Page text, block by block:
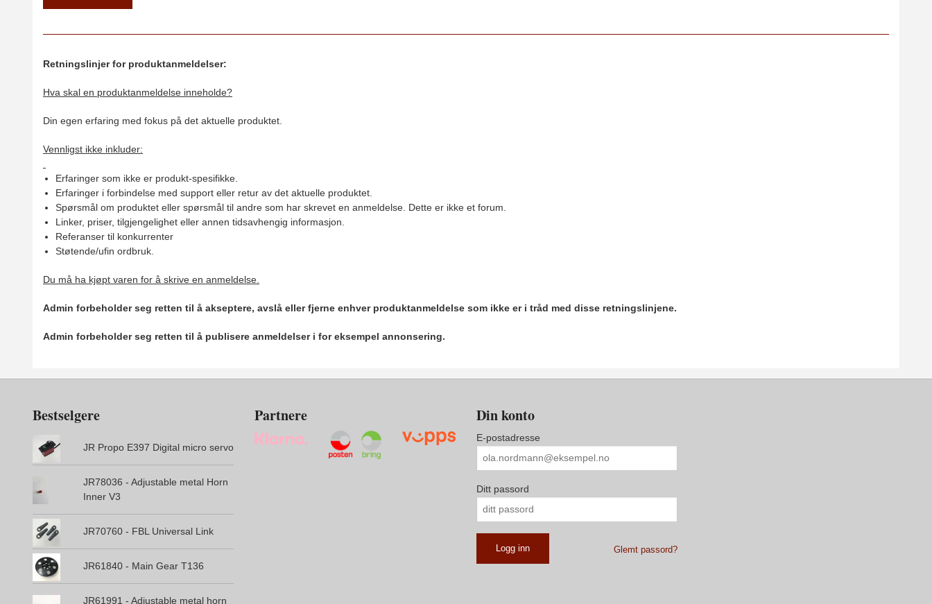
Retningslinjer for produktanmeldelser:
Hva skal en produktanmeldelse inneholde?
Din egen erfaring med fokus på det aktuelle produktet.
Vennligst ikke inkluder:
Erfaringer som ikke er produkt-spesifikke.
Erfaringer i forbindelse med support eller retur av det aktuelle produktet.
Spørsmål om produktet eller spørsmål til andre som har skrevet en anmeldelse. Dette er ikke et forum.
Linker, priser, tilgjengelighet eller annen tidsavhengig informasjon.
Referanser til konkurrenter
Støtende/ufin ordbruk.
Du må ha kjøpt varen for å skrive en anmeldelse.
Admin forbeholder seg retten til å akseptere, avslå eller fjerne enhver produktanmeldelse som ikke er i tråd med disse retningslinjene.
Admin forbeholder seg retten til å publisere anmeldelser i for eksempel annonsering.
Bestselgere
JR Propo E397 Digital micro servo
JR78036 - Adjustable metal Horn
Inner V3
JR70760 - FBL Universal Link
JR61840 - Main Gear T136
JR61991 - Adjustable metal horn
Partnere Din konto
E-postadresse
Ditt passord
Glemt passord?